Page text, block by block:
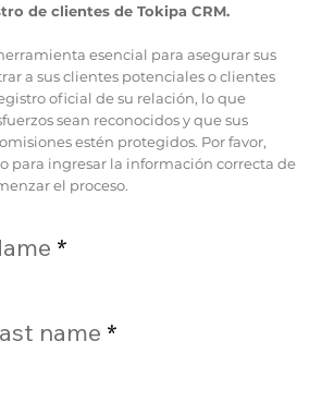
de clientes de Tokipa CRM.
esencial para asegurar sus
a sus clientes potenciales o clientes
oficial de su relación, lo que
sean reconocidos y que sus
estén protegidos. Por favor,
para ingresar la información correcta de
el proceso.
name